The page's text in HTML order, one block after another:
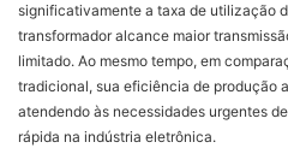
significativamente a taxa de utilização
transformador alcance maior
limitado. Ao mesmo tempo, em
tradicional, sua eficiência de produção
atendendo às necessidades urgentes
rápida na indústria eletrônica.